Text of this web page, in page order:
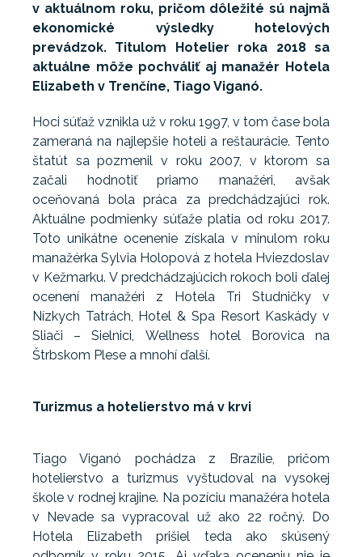
v aktuálnom roku, pričom dôležité sú najmä
ekonomické výsledky hotelových
prevádzok. Titulom Hotelier roka 2018 sa
aktuálne môže pochváliť aj manažér Hotela
Elizabeth v Trenčíne, Tiago Viganó.
Hoci súťaž vznikla už v roku 1997, v tom čase bola
zameraná na najlepšie hoteli a reštaurácie. Tento
štatút sa pozmenil v roku 2007, v ktorom sa
začali hodnotiť priamo manažéri, avšak
oceňovaná bola práca za predchádzajúci rok.
Aktuálne podmienky súťaže platia od roku 2017.
Toto unikátne ocenenie získala v minulom roku
manažérka Sylvia Holopová z hotela Hviezdoslav
v Kežmarku. V predchádzajúcich rokoch boli ďalej
ocenení manažéri z Hotela Tri Studničky v
Nízkych Tatrách, Hotel & Spa Resort Kaskády v
Sliači – Sielnici, Wellness hotel Borovica na
Štrbskom Plese a mnohí ďalší.
Turizmus a hotelierstvo má v krvi
Tiago Viganó pochádza z Brazílie, pričom
hotelierstvo a turizmus vyštudoval na vysokej
škole v rodnej krajine. Na pozíciu manažéra hotela
v Nevade sa vypracoval už ako 22 ročný. Do
Hotela Elizabeth prišiel teda ako skúsený